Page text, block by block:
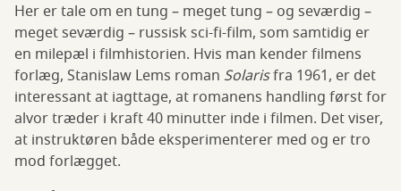
Her er tale om en tung – meget tung – og seværdig –
meget seværdig – russisk sci-fi-film, som samtidig er
en milepæl i filmhistorien. Hvis man kender filmens
forlæg, Stanislaw Lems roman Solarisfra 1961, er det
interessant at iagttage, at romanens handling først for
alvor træder i kraft 40 minutter inde i filmen. Det viser,
at instruktøren både eksperimenterer med og er tro
mod forlægget.